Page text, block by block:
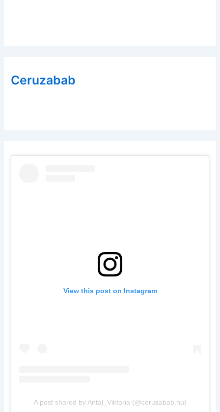
Ceruzabab
View this post on Instagram
A post shared by Antal_Viktoria (@ceruzabab.hu)